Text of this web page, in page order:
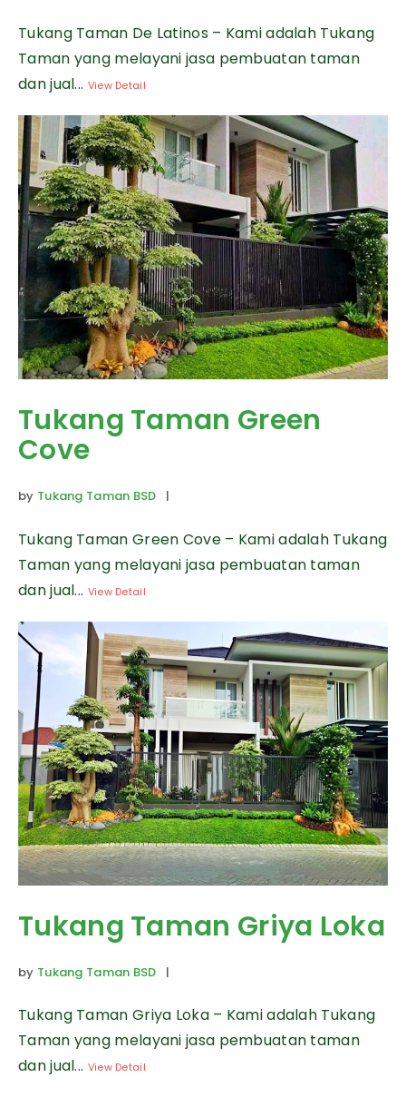
Tukang Taman De Latinos – Kami adalah Tukang
Taman yang melayani jasa pembuatan taman
dan jual... View Detail
Tukang Taman Green
Cove
by Tukang Taman BSD |
Tukang Taman Green Cove – Kami adalah Tukang
Taman yang melayani jasa pembuatan taman
dan jual... View Detail
Tukang Taman Griya Loka
by Tukang Taman BSD |
Tukang Taman Griya Loka – Kami adalah Tukang
Taman yang melayani jasa pembuatan taman
dan jual... View Detail